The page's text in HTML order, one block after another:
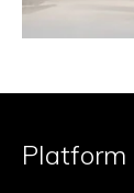
Platform